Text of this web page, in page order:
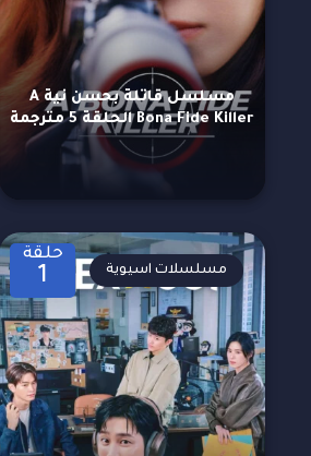
مسلسل قاتلة بحسن نية A
Bona Fide Killer الحلقة 5 مترجمة
حلقة
1 مسلسلات اسيوية